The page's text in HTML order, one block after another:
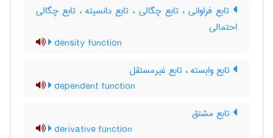
تابع فراوانی ، تابع چگالی ، تابع دانسیته ، تابع چگالی
احتمالی
density function
تابع وابسته ، تابع غیرمستقل
dependent function
تابع مشتق
derivative function